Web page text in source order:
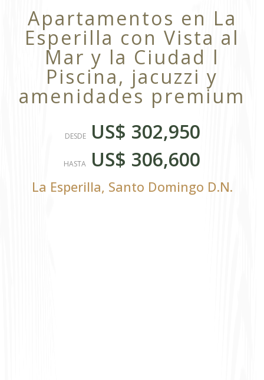
Apartamentos en La
Esperilla con Vista al
Mar y la Ciudad l
Piscina, jacuzzi y
amenidades premium
DESDE US$ 302,950
HASTA US$ 306,600
La Esperilla, Santo Domingo D.N.